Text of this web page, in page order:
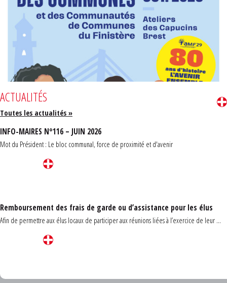
ACTUALITÉS
Toutes les actualités »
INFO-MAIRES N°116 – JUIN 2026
Mot du Président : Le bloc communal, force de proximité et d'avenir
Remboursement des frais de garde ou d’assistance pour les élus
Afin de permettre aux élus locaux de participer aux réunions liées à l’exercice de leur ...